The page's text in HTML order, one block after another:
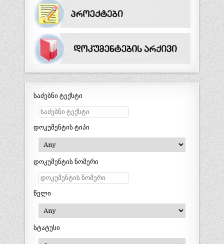
საძებნი ტექსტი
დოკუმენტის ტიპი
დოკუმენტის ნომერი
წელი
სტატუსი